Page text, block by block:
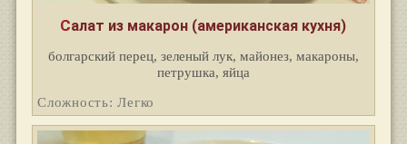
Салат из макарон (американская кухня)
болгарский перец, зеленый лук, майонез, макароны,
петрушка, яйца
Сложность: Легко